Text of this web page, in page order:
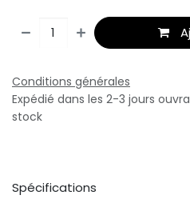
Conditions générales
Expédié dans les 2-3 jours
stock
Spécifications